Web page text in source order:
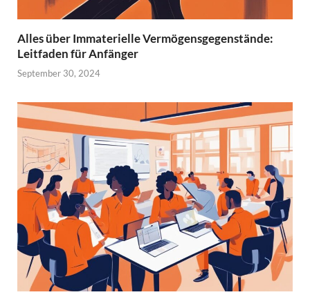
Alles über Immaterielle Vermögensgegenstände:
Leitfaden für Anfänger
September 30, 2024